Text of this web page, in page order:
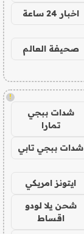
اخبار 24 ساعة
صحيفة العالم
!
شدات ببجي
تمارا
شدات ببجي تابي
ايتونز امريكي
شحن يلا لودو
اقساط